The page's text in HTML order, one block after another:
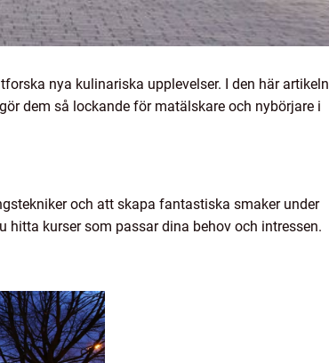
nya kulinariska upplevelser. I den här artikeln
dem så lockande för matälskare och nybörjare i
och att skapa fantastiska smaker under
hitta kurser som passar dina behov och intressen.